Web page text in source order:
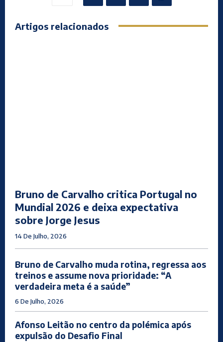
Artigos relacionados
Bruno de Carvalho critica Portugal no
Mundial 2026 e deixa expectativa
sobre Jorge Jesus
14 De Julho, 2026
Bruno de Carvalho muda rotina, regressa aos
treinos e assume nova prioridade: “A
verdadeira meta é a saúde”
6 De Julho, 2026
Afonso Leitão no centro da polémica após
expulsão do Desafio Final